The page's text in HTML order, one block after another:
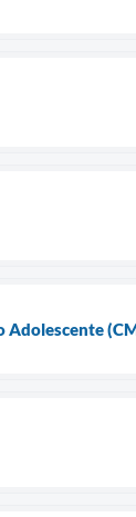
Adolescente